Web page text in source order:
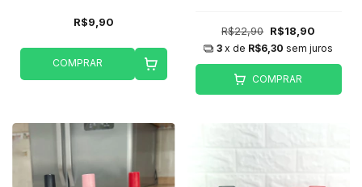
R$9,90
COMPRAR
R$22,90 R$18,90
3 x de R$6,30 sem juros
COMPRAR